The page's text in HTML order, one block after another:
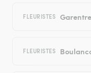
FLEURISTES
FLEURISTES